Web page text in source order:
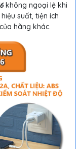
không ngoại lệ khi
suất, tiện ích
hãng khác.